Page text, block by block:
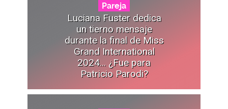
Pareja
Luciana Fuster dedica
un tierno mensaje
durante la final de Miss
Grand International
2024... ¿Fue para
Patricio Parodi?